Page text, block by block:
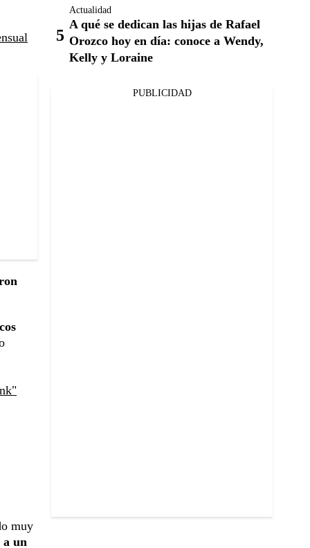
muy
a un
Actualidad
A qué se dedican las hijas de Rafael
Orozco hoy en día: conoce a Wendy,
Kelly y Loraine
PUBLICIDAD